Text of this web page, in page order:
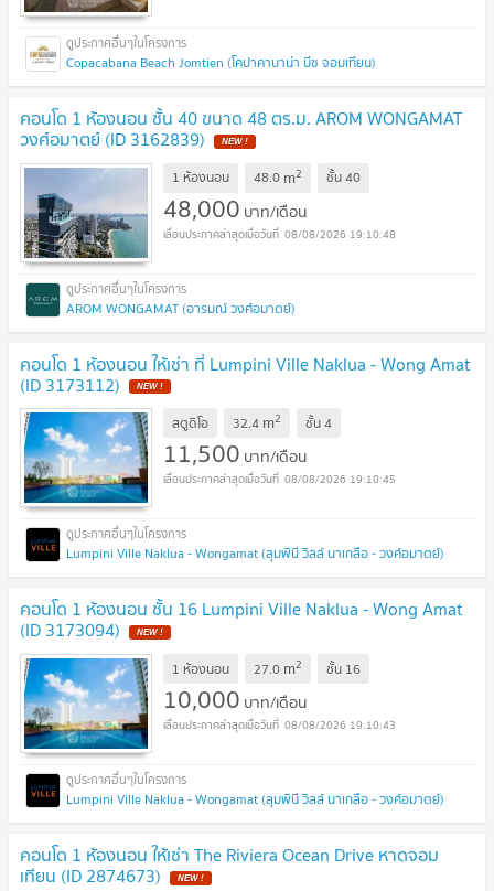
Copacabana Beach Jomtien (โคปาคาบาน่า บีช จอมเทียน)
คอนโด 1 ห้องนอน ชั้น 40 ขนาด 48 ตร.ม. AROM WONGAMAT
วงศ์อมาตย์ (ID 3162839)
1 ห้องนอน 48.0 m2 ชั้น40
48,000 บาท/เดือน
08/08/2026 19:10:48
AROM WONGAMAT (อารมณ์ วงศ์อมาตย์)
คอนโด 1 ห้องนอน ให้เช่า ที่ Lumpini Ville Naklua - Wong Amat
(ID 3173112)
สตูดิโอ 32.4 m2 ชั้น4
11,500 บาท/เดือน
08/08/2026 19:10:45
Lumpini Ville Naklua - Wongamat (ลุมพินี วิลล์ นาเกลือ - วงศ์อมาตย์)
คอนโด 1 ห้องนอน ชั้น 16 Lumpini Ville Naklua - Wong Amat
(ID 3173094)
1 ห้องนอน 27.0 m2 ชั้น 16
10,000 บาท/เดือน
08/08/2026 19:10:43
Lumpini Ville Naklua - Wongamat (ลุมพินี วิลล์ นาเกลือ - วงศ์อมาตย์)
คอนโด 1 ห้องนอน ให้เช่า The Riviera Ocean Drive หาดจอม
เทียน (ID 2874673)